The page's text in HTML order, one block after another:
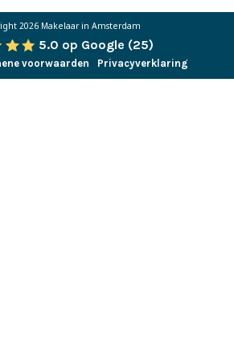
2026 Makelaar in Amsterdam
5.0 op Google (25)
voorwaarden Privacyverklaring